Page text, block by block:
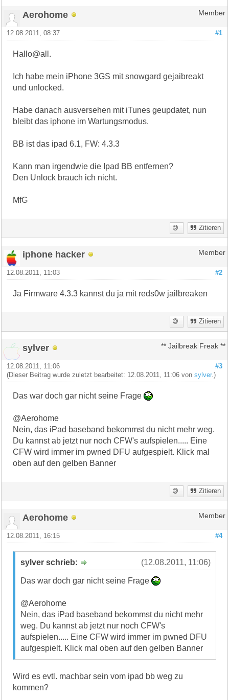
Aerohome Member
#1
12.08.2011, 08:37
Hallo@all.
Ich habe mein iPhone 3GS mit snowgard gejaibreakt
und unlocked.
Habe danach ausversehen mit iTunes geupdatet, nun
bleibt das iphone im Wartungsmodus.
BB ist das ipad 6.1, FW: 4.3.3
Kann man irgendwie die Ipad BB entfernen?
Den Unlock brauch ich nicht.
MfG
Zitieren
iphone hacker Member
#2
12.08.2011, 11:03
Ja Firmware 4.3.3 kannst du ja mit reds0w jailbreaken
Zitieren
sylver ** Jailbreak Freak **
#3
12.08.2011, 11:06
(Dieser Beitrag wurde zuletzt bearbeitet: 12.08.2011, 11:06 vonsylver.)
Das war doch gar nicht seine Frage
@Aerohome
Nein, das iPad baseband bekommst du nicht mehr weg.
Du kannst ab jetzt nur noch CFW's aufspielen..... Eine
CFW wird immer im pwned DFU aufgespielt. Klick mal
oben auf den gelben Banner
Zitieren
Aerohome Member
#4
12.08.2011, 16:15
(12.08.2011, 11:06)
sylver schrieb:
Das war doch gar nicht seine Frage
@Aerohome
Nein, das iPad baseband bekommst du nicht mehr
weg. Du kannst ab jetzt nur noch CFW's
aufspielen..... Eine CFW wird immer im pwned DFU
aufgespielt. Klick mal oben auf den gelben Banner
Wird es evtl. machbar sein vom ipad bb weg zu
kommen?